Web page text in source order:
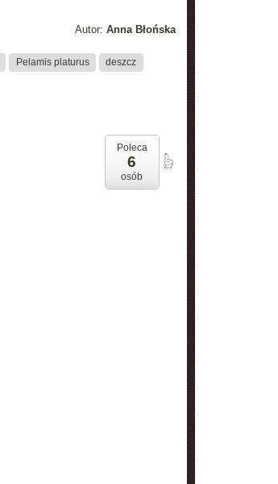
Autor: Anna Błońska
Pelamis platurus deszcz
Poleca
6
osób